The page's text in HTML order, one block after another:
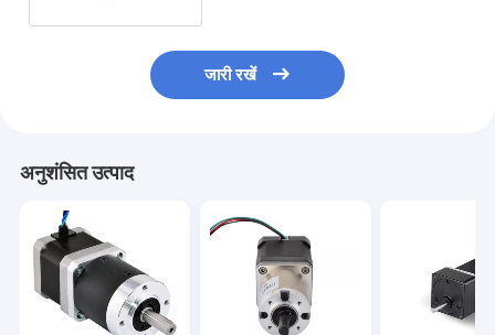
जारी रखें
अनुशंसित उत्पाद